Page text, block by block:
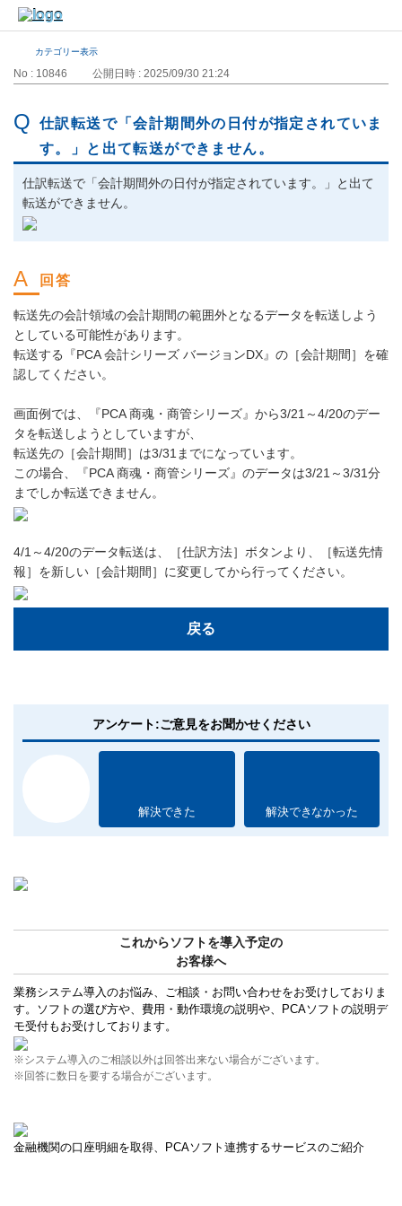
カテゴリー表示
No : 10846 公開日時 : 2025/09/30 21:24
仕訳転送で「会計期間外の日付が指定されていま
す。」と出て転送ができません。
仕訳転送で「会計期間外の日付が指定されています。」と出て
転送ができません。
転送先の会計領域の会計期間の範囲外となるデータを転送しよう
としている可能性があります。
転送する『PCA 会計シリーズ バージョンDX』の［会計期間］を確
認してください。
画面例では、『PCA 商魂・商管シリーズ』から3/21～4/20のデー
タを転送しようとしていますが、
転送先の［会計期間］は3/31までになっています。
この場合、『PCA 商魂・商管シリーズ』のデータは3/21～3/31分
までしか転送できません。
4/1～4/20のデータ転送は、［仕訳方法］ボタンより、［転送先情
報］を新しい［会計期間］に変更してから行ってください。
戻る
アンケート:ご意見をお聞かせください
解決できた 解決できなかった
これからソフトを導入予定の
お客様へ
業務システム導入のお悩み、ご相談・お問い合わせをお受けしておりま
す。ソフトの選び方や、費用・動作環境の説明や、PCAソフトの説明デ
モ受付もお受けしております。
※システム導入のご相談以外は回答出来ない場合がございます。
※回答に数日を要する場合がございます。
金融機関の口座明細を取得、PCAソフト連携するサービスのご紹介